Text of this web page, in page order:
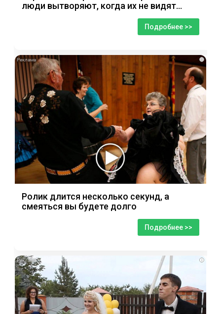
люди вытворяют, когда их не видят...
Подробнее >>
i
Ролик длится несколько секунд, а
смеяться вы будете долго
Подробнее >>
i